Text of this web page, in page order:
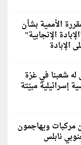
الأممية بشأن
الإنجابية"
الإبادة
شعبنا في غزة
إسرائيلية مبيّتة
ويهاجمون
نابلس